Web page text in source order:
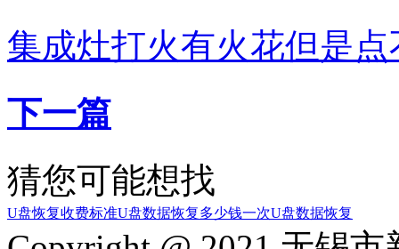
集成灶打火有火花但是
下一篇
猜您可能想找
U盘恢复收费标准U盘数据恢复多少钱一次U盘数据恢复